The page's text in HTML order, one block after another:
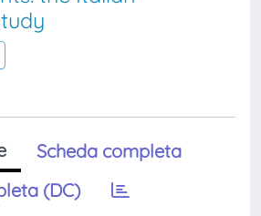
Scheda completa
(DC)